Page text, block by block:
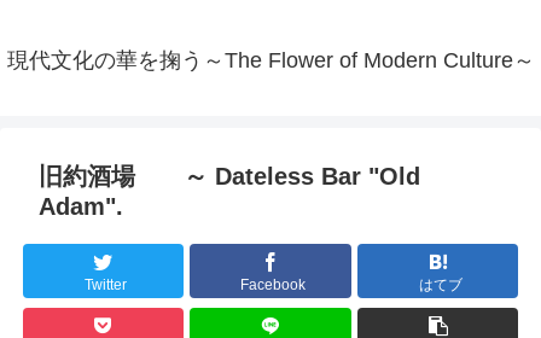
現代文化の華を掬う～The Flower of Modern Culture～
旧約酒場 ～ Dateless Bar "Old
Adam".
Twitter Facebook はてブ